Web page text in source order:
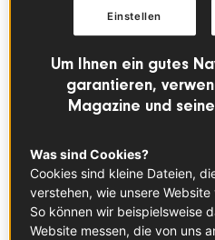
Familie der Orchideen. 1848
Vanilla Aromatica
nach Tahiti
wurden gekreuzt und ergaben
Tahiti-Vanille. Der Anbau
Vulkaninseln und vor allem
in den tiefen, feuchten Tälern.
vermehrt, die im
Stütze unter Schattiernetzen
Unterholz gepflanzt werden.
Um Ihnen ein gutes
garantieren,
Magazine und
Was sind Cookies?
Cookies sind kleine Dateien,
verstehen, wie unsere
So können wir beispielsweise
Website messen, die von uns
Einstellen